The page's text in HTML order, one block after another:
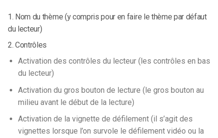
1. Nom du thème (y compris pour en faire le thème par défaut
du lecteur)
2. Contrôles
Activation des contrôles du lecteur (les contrôles en bas
du lecteur)
Activation du gros bouton de lecture (le gros bouton au
milieu avant le début de la lecture)
Activation de la vignette de défilement (il s’agit des
vignettes lorsque l’on survole le défilement vidéo ou la